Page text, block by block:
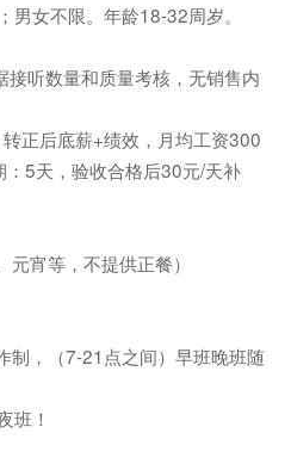
男女不限。年龄18-32周岁。
听数量和质量考核，无销售内
正后底薪+绩效，月均工资300
5天，验收合格后30元/天补
宵等，不提供正餐）
制，（7-21点之间）早班晚班随
班！